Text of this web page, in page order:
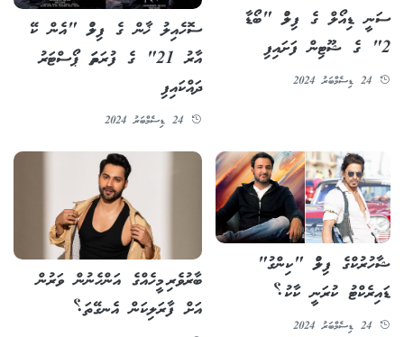
ސަނީ ޑިއޯލް ގެ ފިލްމު "ބޯޑާ
2" ގެ ޝޫޓިން ފަށައިފި
ސޮހެއިލު ޚާން ގެ ފިލްމު "އެން ކޭ
އާރު 21" ގެ ފުރަތަމަ ޕޯސްޓަރު
ދައްކައިފި
24 ޑިސެމްބަރު 2024
ޝާހުރުކްގެ ފިލްމު "ކިންގު"
ޑައިރެކްޓު ކުރަނީ ކާކު؟
24 ޑިސެމްބަރު 2024
ބާރުވެރި މީހެއްގެ އަންހެނުން ވަރުން
އަށް ފާރަލިކަން އެނގޭތަ؟